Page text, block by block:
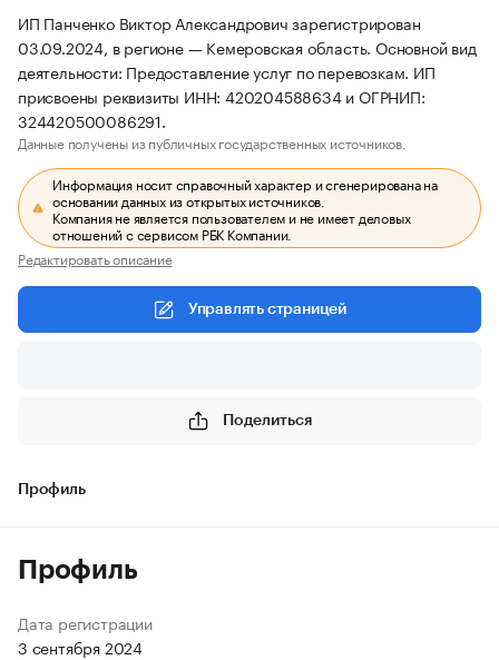
ИП Панченко Виктор Александрович зарегистрирован
03.09.2024, в регионе — Кемеровская область. Основной вид
деятельности: Предоставление услуг по перевозкам. ИП
присвоены реквизиты ИНН: 420204588634 и ОГРНИП:
324420500086291.
Данные получены из публичных государственных источников.
Информация носит справочный характер и сгенерирована на
основании данных из открытых источников.
Компания не является пользователем и не имеет деловых
отношений с сервисом РБК Компании.
Редактировать описание
Управлять страницей
Поделиться
Профиль
Профиль
Дата регистрации
3 сентября 2024